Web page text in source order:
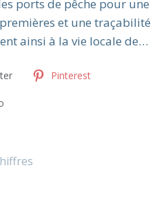
ports de pêche pour une
et une traçabilité
ainsi à la vie locale de…
Pinterest